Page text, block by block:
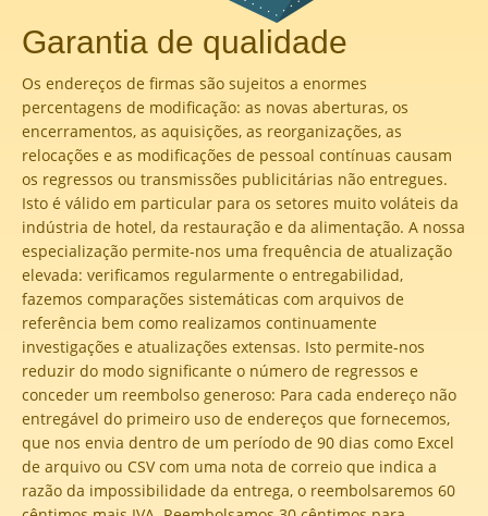
Garantia de qualidade
Os endereços de firmas são sujeitos a enormes
percentagens de modificação: as novas aberturas, os
encerramentos, as aquisições, as reorganizações, as
relocações e as modificações de pessoal contínuas causam
os regressos ou transmissões publicitárias não entregues.
Isto é válido em particular para os setores muito voláteis da
indústria de hotel, da restauração e da alimentação. A nossa
especialização permite-nos uma frequência de atualização
elevada: verificamos regularmente o entregabilidad,
fazemos comparações sistemáticas com arquivos de
referência bem como realizamos continuamente
investigações e atualizações extensas. Isto permite-nos
reduzir do modo significante o número de regressos e
conceder um reembolso generoso: Para cada endereço não
entregável do primeiro uso de endereços que fornecemos,
que nos envia dentro de um período de 90 dias como Excel
de arquivo ou CSV com uma nota de correio que indica a
razão da impossibilidade da entrega, o reembolsaremos 60